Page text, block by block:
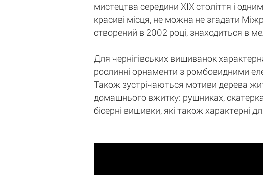
мистецтва середини XIX століття і
красиві місця, не можна не згадати
створений в 2002 році, знаходиться в
Для чернігівських вишиванок
рослинні орнаменти з ромбовидними
Також зустрічаються мотиви дерева
домашнього вжитку: рушниках,
бісерні вишивки, які також характерні